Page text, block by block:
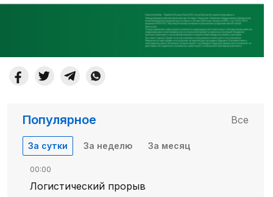
Популярное Все
За сутки За неделю За месяц
00:00
Логистический прорыв